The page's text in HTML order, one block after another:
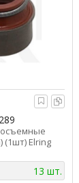
(1шт) Elring
13 шт.